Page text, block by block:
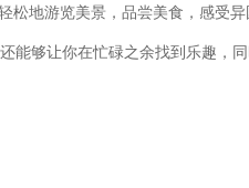
松地游览美景，品尝美食，感受
能够让你在忙碌之余找到乐趣，